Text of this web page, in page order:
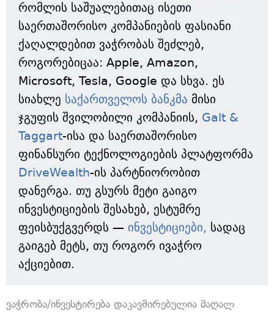
რომლის საშუალებითაც ისეთი
საერთაშორისო კომპანიების ფასიანი
ქაღალდებით ვაჭრობას შეძლებ,
როგორებიცაა: Apple, Amazon,
Microsoft, Tesla, Google და სხვა. ეს
სიახლე საქართველოს ბანკმა მისი
ჯგუფის შვილობილი კომპანიის, Galt &
Taggart-ისა და საერთაშორისო
ფინანსური ტექნოლოგიების პლატფორმა
DriveWealth-ის პარტნიორობით
დანერგა. თუ გსურს მეტი გაიგო
ინვესტიციების შესახებ, ესტუმრე
ფეისბუქგვერდს — ინვესტიციები, სადაც
გაიგებ მეტს, თუ როგორ ივაჭრო
აქციებით.
ვაჭრობა/ინვესტირება დაკავშირებულია მაღალ